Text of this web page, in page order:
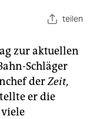
teilen
zur aktuellen
Schläger
derZeit,
er die